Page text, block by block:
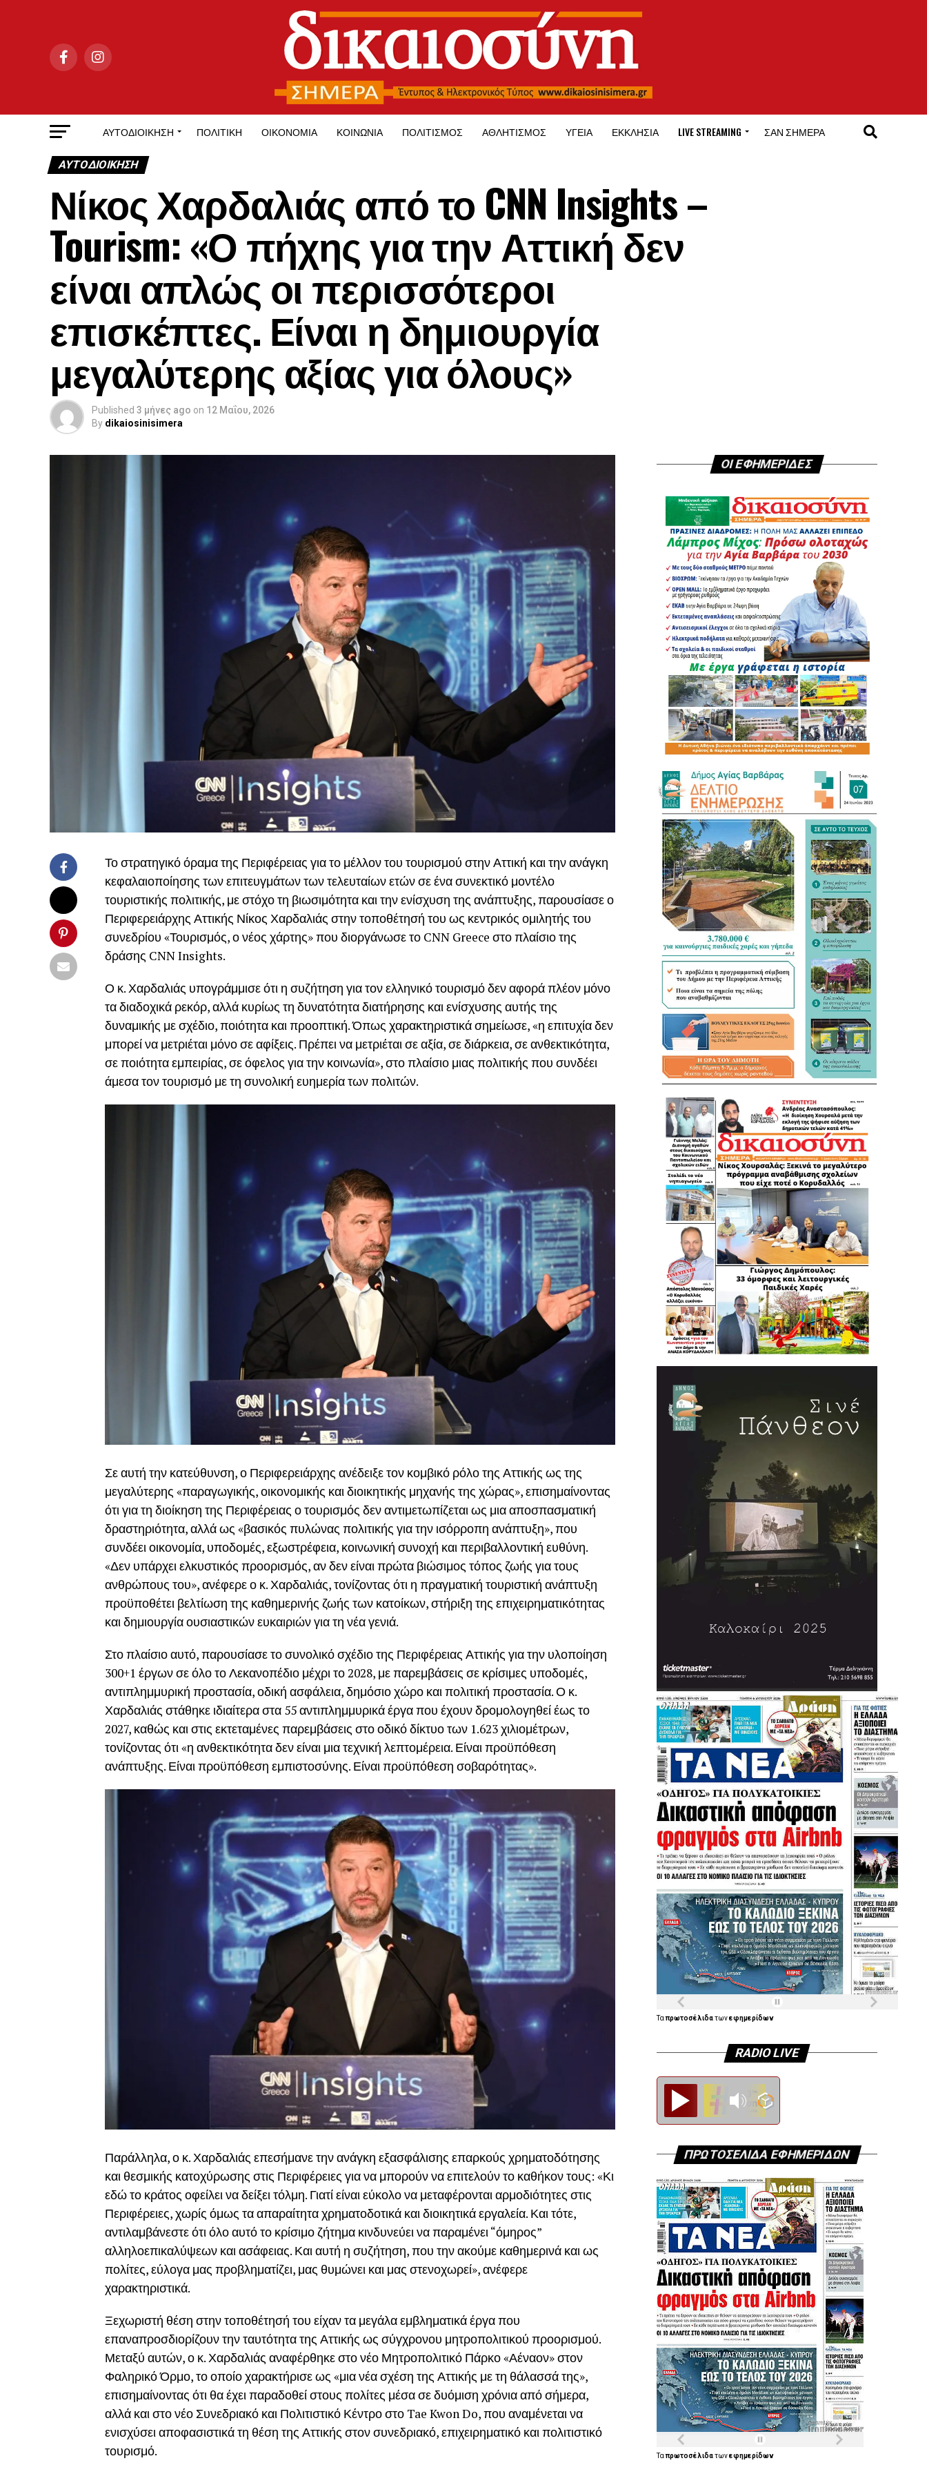
ΑΥΤΟΔΙΟΊΚΗΣΗ ΠΟΛΙΤΙΚΉ ΟΙΚΟΝΟΜΊΑ ΚΟΙΝΩΝΊΑ ΠΟΛΙΤΙΣΜΌΣ ΑΘΛΗΤΙΣΜΌΣ ΥΓΕΊΑ ΕΚΚΛΗΣΊΑ LIVE STREAMING ΣΑΝ ΣΉΜΕΡΑ
ΑΥΤΟΔΙΟΊΚΗΣΗ
Νίκος Χαρδαλιάς από το CNN Insights –
Tourism: «Ο πήχης για την Αττική δεν
είναι απλώς οι περισσότεροι
επισκέπτες. Είναι η δημιουργία
μεγαλύτερης αξίας για όλους»
Published 3 μήνες ago on 12 Μαΐου, 2026
By dikaiosinisimera
Το στρατηγικό όραμα της Περιφέρειας για το μέλλον του τουρισμού στην Αττική και την ανάγκη
κεφαλαιοποίησης των επιτευγμάτων των τελευταίων ετών σε ένα συνεκτικό μοντέλο
τουριστικής πολιτικής, με στόχο τη βιωσιμότητα και την ενίσχυση της ανάπτυξης, παρουσίασε ο
Περιφερειάρχης Αττικής Νίκος Χαρδαλιάς στην τοποθέτησή του ως κεντρικός ομιλητής του
συνεδρίου «Τουρισμός, ο νέος χάρτης» που διοργάνωσε το CNN Greece στο πλαίσιο της
δράσης CNN Insights.
Ο κ. Χαρδαλιάς υπογράμμισε ότι η συζήτηση για τον ελληνικό τουρισμό δεν αφορά πλέον μόνο
τα διαδοχικά ρεκόρ, αλλά κυρίως τη δυνατότητα διατήρησης και ενίσχυσης αυτής της
δυναμικής με σχέδιο, ποιότητα και προοπτική. Όπως χαρακτηριστικά σημείωσε, «η επιτυχία δεν
μπορεί να μετριέται μόνο σε αφίξεις. Πρέπει να μετριέται σε αξία, σε διάρκεια, σε ανθεκτικότητα,
σε ποιότητα εμπειρίας, σε όφελος για την κοινωνία», στο πλαίσιο μιας πολιτικής που συνδέει
άμεσα τον τουρισμό με τη συνολική ευημερία των πολιτών.
Σε αυτή την κατεύθυνση, ο Περιφερειάρχης ανέδειξε τον κομβικό ρόλο της Αττικής ως της
μεγαλύτερης «παραγωγικής, οικονομικής και διοικητικής μηχανής της χώρας», επισημαίνοντας
ότι για τη διοίκηση της Περιφέρειας ο τουρισμός δεν αντιμετωπίζεται ως μια αποσπασματική
δραστηριότητα, αλλά ως «βασικός πυλώνας πολιτικής για την ισόρροπη ανάπτυξη», που
συνδέει οικονομία, υποδομές, εξωστρέφεια, κοινωνική συνοχή και περιβαλλοντική ευθύνη.
«Δεν υπάρχει ελκυστικός προορισμός, αν δεν είναι πρώτα βιώσιμος τόπος ζωής για τους
ανθρώπους του», ανέφερε ο κ. Χαρδαλιάς, τονίζοντας ότι η πραγματική τουριστική ανάπτυξη
προϋποθέτει βελτίωση της καθημερινής ζωής των κατοίκων, στήριξη της επιχειρηματικότητας
και δημιουργία ουσιαστικών ευκαιριών για τη νέα γενιά.
Στο πλαίσιο αυτό, παρουσίασε το συνολικό σχέδιο της Περιφέρειας Αττικής για την υλοποίηση
300+1 έργων σε όλο το Λεκανοπέδιο μέχρι το 2028, με παρεμβάσεις σε κρίσιμες υποδομές,
αντιπλημμυρική προστασία, οδική ασφάλεια, δημόσιο χώρο και πολιτική προστασία. Ο κ.
Χαρδαλιάς στάθηκε ιδιαίτερα στα 55 αντιπλημμυρικά έργα που έχουν δρομολογηθεί έως το
2027, καθώς και στις εκτεταμένες παρεμβάσεις στο οδικό δίκτυο των 1.623 χιλιομέτρων,
τονίζοντας ότι «η ανθεκτικότητα δεν είναι μια τεχνική λεπτομέρεια. Είναι προϋπόθεση
ανάπτυξης. Είναι προϋπόθεση εμπιστοσύνης. Είναι προϋπόθεση σοβαρότητας».
Παράλληλα, ο κ. Χαρδαλιάς επεσήμανε την ανάγκη εξασφάλισης επαρκούς χρηματοδότησης
και θεσμικής κατοχύρωσης στις Περιφέρειες για να μπορούν να επιτελούν το καθήκον τους: «Κι
εδώ το κράτος οφείλει να δείξει τόλμη. Γιατί είναι εύκολο να μεταφέρονται αρμοδιότητες στις
Περιφέρειες, χωρίς όμως τα απαραίτητα χρηματοδοτικά και διοικητικά εργαλεία. Και τότε,
αντιλαμβάνεστε ότι όλο αυτό το κρίσιμο ζήτημα κινδυνεύει να παραμένει “όμηρος”
αλληλοεπικαλύψεων και ασάφειας. Και αυτή η συζήτηση, που την ακούμε καθημερινά και ως
πολίτες, εύλογα μας προβληματίζει, μας θυμώνει και μας στενοχωρεί», ανέφερε
χαρακτηριστικά.
Ξεχωριστή θέση στην τοποθέτησή του είχαν τα μεγάλα εμβληματικά έργα που
επαναπροσδιορίζουν την ταυτότητα της Αττικής ως σύγχρονου μητροπολιτικού προορισμού.
Μεταξύ αυτών, ο κ. Χαρδαλιάς αναφέρθηκε στο νέο Μητροπολιτικό Πάρκο «Αέναον» στον
Φαληρικό Όρμο, το οποίο χαρακτήρισε ως «μια νέα σχέση της Αττικής με τη θάλασσά της»,
επισημαίνοντας ότι θα έχει παραδοθεί στους πολίτες μέσα σε δυόμιση χρόνια από σήμερα,
αλλά και στο νέο Συνεδριακό και Πολιτιστικό Κέντρο στο Tae Kwon Do, που αναμένεται να
ενισχύσει αποφασιστικά τη θέση της Αττικής στον συνεδριακό, επιχειρηματικό και πολιτιστικό
τουρισμό.
ΟΙ ΕΦΗΜΕΡΙΔΕΣ
Ταπρωτοσέλιδατωνεφημερίδων
RADIO LIVE
ΠΡΩΤΟΣΕΛΙΔΑ ΕΦΗΜΕΡΙΔΩΝ
Ταπρωτοσέλιδατωνεφημερίδων